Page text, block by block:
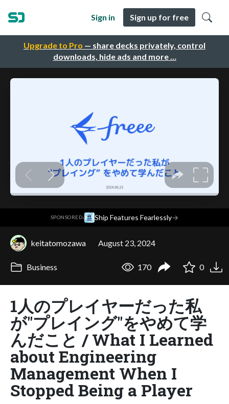
Upgrade to Pro — share decks privately, control
downloads, hide ads and more …
Sign in Sign up for free
SPONSORED· Ship Features Fearlessly→
keitatomozawa August 23, 2024
Business 170 0
1人のプレイヤーだった私
が"プレイング"をやめて学
んだこと / What I Learned
about Engineering
Management When I
Stopped Being a Player